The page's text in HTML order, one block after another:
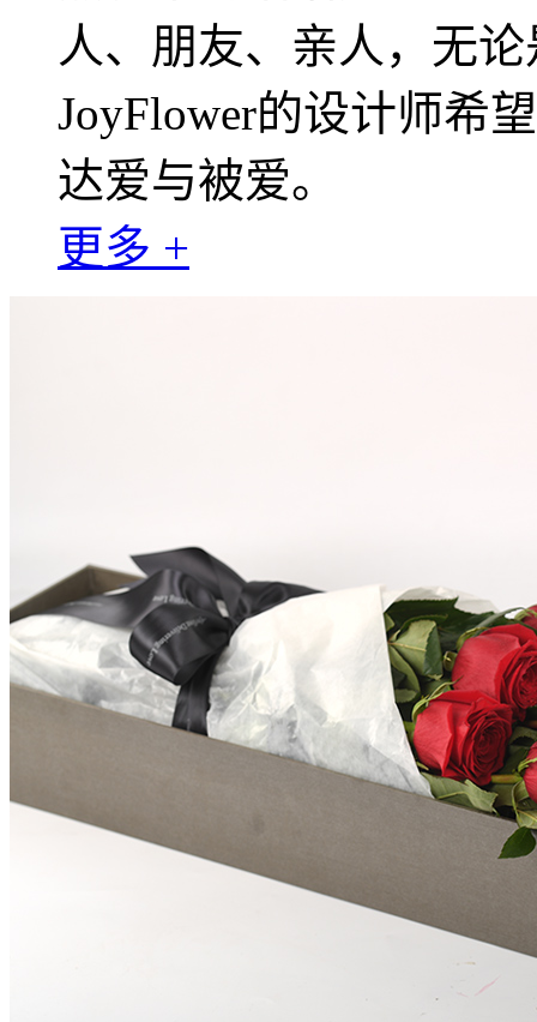
人、朋友、亲人，无
JoyFlower的设计师希
达爱与被爱。
更多 +